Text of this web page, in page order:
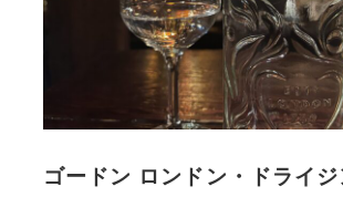
ゴードン ロンドン・ドライ